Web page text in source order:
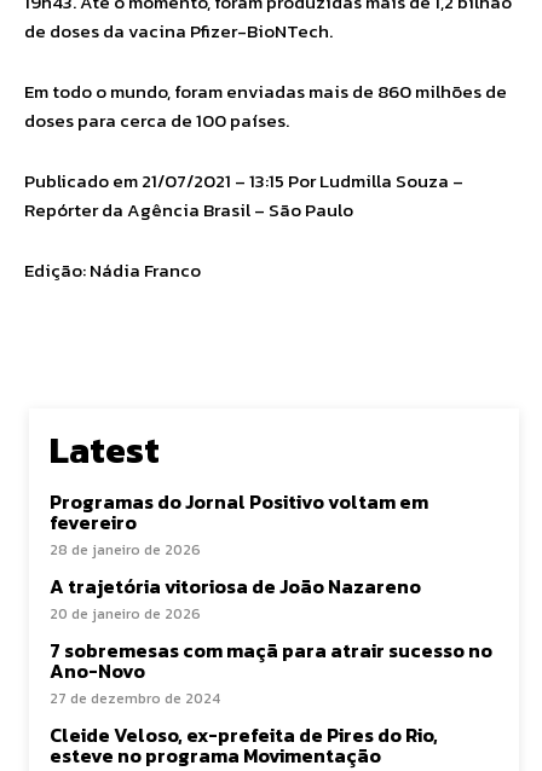
de doses da vacina Pfizer-BioNTech.
Em todo o mundo, foram enviadas mais de 860 milhões de
doses para cerca de 100 países.
Publicado em 21/07/2021 – 13:15 Por Ludmilla Souza –
Repórter da Agência Brasil – São Paulo
Edição: Nádia Franco
Latest
Programas do Jornal Positivo voltam em
fevereiro
28 de janeiro de 2026
A trajetória vitoriosa de João Nazareno
20 de janeiro de 2026
7 sobremesas com maçã para atrair sucesso no
Ano-Novo
27 de dezembro de 2024
Cleide Veloso, ex-prefeita de Pires do Rio,
esteve no programa Movimentação